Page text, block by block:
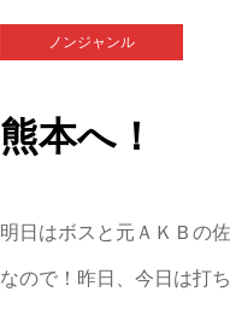
ノンジャンル
熊本へ！
明日はボスと元ＡＫＢの
なので！昨日、今日は打